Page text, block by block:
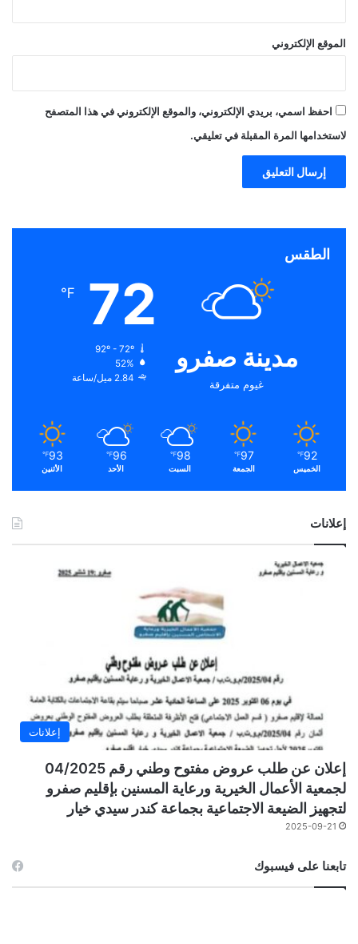
الموقع الإلكتروني
احفظ اسمي، بريدي الإلكتروني، والموقع الإلكتروني في هذا المتصفح
لاستخدامها المرة المقبلة في تعليقي.
الطقس
مدينة صفرو
غيوم متفرقة
72
℉
92º - 72º
52%
2.84 ميل/ساعة
92
℉
الخميس
97
℉
الجمعة
98
℉
السبت
96
℉
الأحد
93
℉
الأثنين
إعلانات
إعلانات
إعلان عن طلب عروض مفتوح وطني رقم 04/2025
لجمعية الأعمال الخيرية ورعاية المسنين بإقليم صفرو
لتجهيز الضيعة الاجتماعية بجماعة كندر سيدي خيار
2025-09-21
تابعنا على فيسبوك